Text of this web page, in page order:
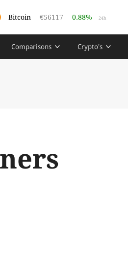
Bitcoin €56117 0.88% 24h
Comparisons Crypto's